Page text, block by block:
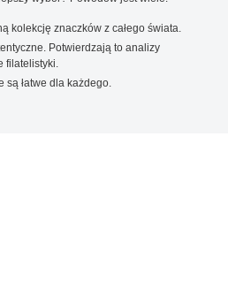
kolekcję znaczków z całego świata.
Potwierdzają to analizy
filatelistyki.
są łatwe dla każdego.